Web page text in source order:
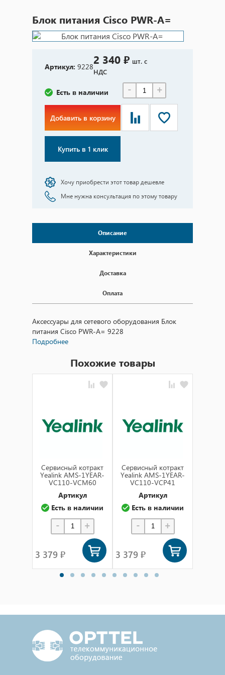
Блок питания Cisco PWR-A=
Артикул: 92282 340 ₽ шт. с
НДС
Есть в наличии - +
Добавить в корзину
Купить в 1 клик
Хочу приобрести этот товар дешевле
Мне нужна консультация по этому товару
Описание
Характеристики
Доставка
Оплата
Аксессуары для сетевого оборудования Блок
питания Cisco PWR-A= 9228
Подробнее
Похожие товары
Cервисный котракт
Yealink AMS-1YEAR-
VC110-VCM60
Артикул
Есть в наличии
- +
3 379 ₽
Cервисный котракт
Yealink AMS-1YEAR-
VC110-VCP41
Артикул
Есть в наличии
- +
3 379 ₽